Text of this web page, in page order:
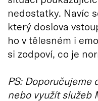
nedostatky. Navíc
který doslova
ho v tělesném i
si zodpoví, co je
PS: Doporučujeme
nebo využít služeb